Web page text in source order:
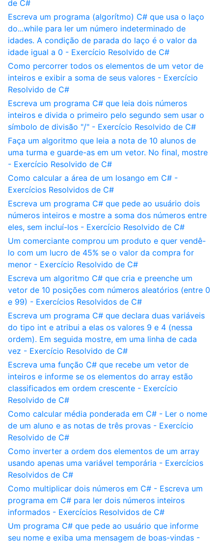
de C#
Escreva um programa (algorítmo) C# que usa o laço
do...while para ler um número indeterminado de
idades. A condição de parada do laço é o valor da
idade igual a 0 - Exercício Resolvido de C#
Como percorrer todos os elementos de um vetor de
inteiros e exibir a soma de seus valores - Exercício
Resolvido de C#
Escreva um programa C# que leia dois números
inteiros e divida o primeiro pelo segundo sem usar o
símbolo de divisão "/" - Exercício Resolvido de C#
Faça um algoritmo que leia a nota de 10 alunos de
uma turma e guarde-as em um vetor. No final, mostre
- Exercício Resolvido de C#
Como calcular a área de um losango em C# -
Exercícios Resolvidos de C#
Escreva um programa C# que pede ao usuário dois
números inteiros e mostre a soma dos números entre
eles, sem incluí-los - Exercício Resolvido de C#
Um comerciante comprou um produto e quer vendê-
lo com um lucro de 45% se o valor da compra for
menor - Exercício Resolvido de C#
Escreva um algoritmo C# que cria e preenche um
vetor de 10 posições com números aleatórios (entre 0
e 99) - Exercícios Resolvidos de C#
Escreva um programa C# que declara duas variáveis
do tipo int e atribui a elas os valores 9 e 4 (nessa
ordem). Em seguida mostre, em uma linha de cada
vez - Exercício Resolvido de C#
Escreva uma função C# que recebe um vetor de
inteiros e informe se os elementos do array estão
classificados em ordem crescente - Exercício
Resolvido de C#
Como calcular média ponderada em C# - Ler o nome
de um aluno e as notas de três provas - Exercício
Resolvido de C#
Como inverter a ordem dos elementos de um array
usando apenas uma variável temporária - Exercícios
Resolvidos de C#
Como multiplicar dois números em C# - Escreva um
programa em C# para ler dois números inteiros
informados - Exercícios Resolvidos de C#
Um programa C# que pede ao usuário que informe
seu nome e exiba uma mensagem de boas-vindas -